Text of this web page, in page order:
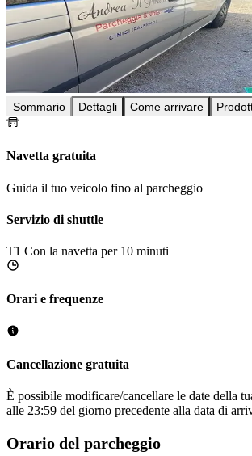
Sommario Dettagli Come arrivare
Navetta gratuita
Guida il tuo veicolo fino al parcheggio
Servizio di shuttle
T1 Con la navetta per 10 minuti
Orari e frequenze
Cancellazione gratuita
È possibile modificare/cancellare le date della
alle 23:59 del giorno precedente alla data di
Orario del parcheggio